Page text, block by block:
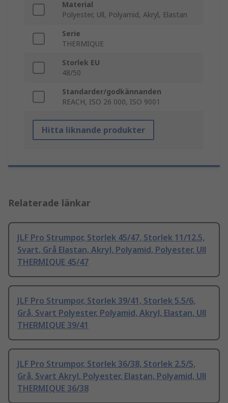
Material
Polyester, Ull, Polyamid, Akryl, Elastan
Serie
THERMIQUE
Storlek EU
48/50
Standarder/godkännanden
REACH, ISO 26 000, ISO 9001
Hitta liknande produkter
Relaterade länkar
JLF Pro Strumpor, Storlek 45/47, Storlek 11/12.5,
Svart, Grå Elastan, Akryl, Polyamid, Polyester, Ull
THERMIQUE 45/47
JLF Pro Strumpor, Storlek 39/41, Storlek 5.5/6,
Grå, Svart Polyester, Polyamid, Akryl, Elastan, Ull
THERMIQUE 39/41
JLF Pro Strumpor, Storlek 36/38, Storlek 2.5/5,
Grå, Svart Akryl, Polyester, Elastan, Polyamid, Ull
THERMIQUE 36/38